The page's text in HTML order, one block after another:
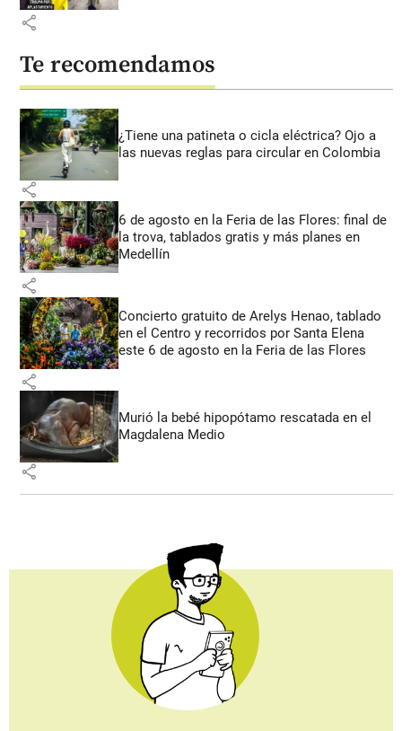
share
Te recomendamos
¿Tiene una patineta o cicla eléctrica? Ojo a
las nuevas reglas para circular en Colombia
share
6 de agosto en la Feria de las Flores: final de
la trova, tablados gratis y más planes en
Medellín
share
Concierto gratuito de Arelys Henao, tablado
en el Centro y recorridos por Santa Elena
este 6 de agosto en la Feria de las Flores
share
Murió la bebé hipopótamo rescatada en el
Magdalena Medio
share